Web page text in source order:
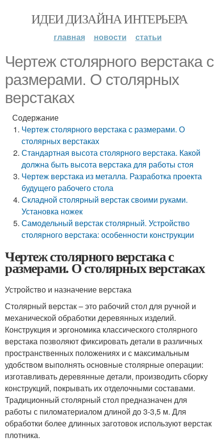
ИДЕИ ДИЗАЙНА ИНТЕРЬЕРА
главная новости статьи
Чертеж столярного верстака с
размерами. О столярных
верстаках
Содержание
Чертеж столярного верстака с размерами. О
столярных верстаках
Стандартная высота столярного верстака. Какой
должна быть высота верстака для работы стоя
Чертеж верстака из металла. Разработка проекта
будущего рабочего стола
Складной столярный верстак своими руками.
Установка ножек
Самодельный верстак столярный. Устройство
столярного верстака: особенности конструкции
Чертеж столярного верстака с
размерами. О столярных верстаках
Устройство и назначение верстака
Столярный верстак – это рабочий стол для ручной и
механической обработки деревянных изделий.
Конструкция и эргономика классического столярного
верстака позволяют фиксировать детали в различных
пространственных положениях и с максимальным
удобством выполнять основные столярные операции:
изготавливать деревянные детали, производить сборку
конструкций, покрывать их отделочными составами.
Традиционный столярный стол предназначен для
работы с пиломатериалом длиной до 3-3,5 м. Для
обработки более длинных заготовок используют верстак
плотника.